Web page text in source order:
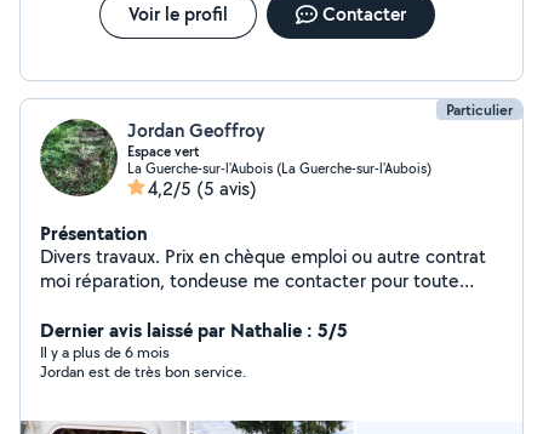
Voir le profil Contacter
Particulier
Jordan Geoffroy
Espace vert
La Guerche-sur-l'Aubois (La Guerche-sur-l'Aubois)
4,2/5 (5 avis)
Présentation
Divers travaux. Prix en chèque emploi ou autre contrat
moi réparation, tondeuse me contacter pour toute
Dernier avis laissé par Nathalie : 5/5
Il y a plus de 6 mois
Jordan est de très bon service.